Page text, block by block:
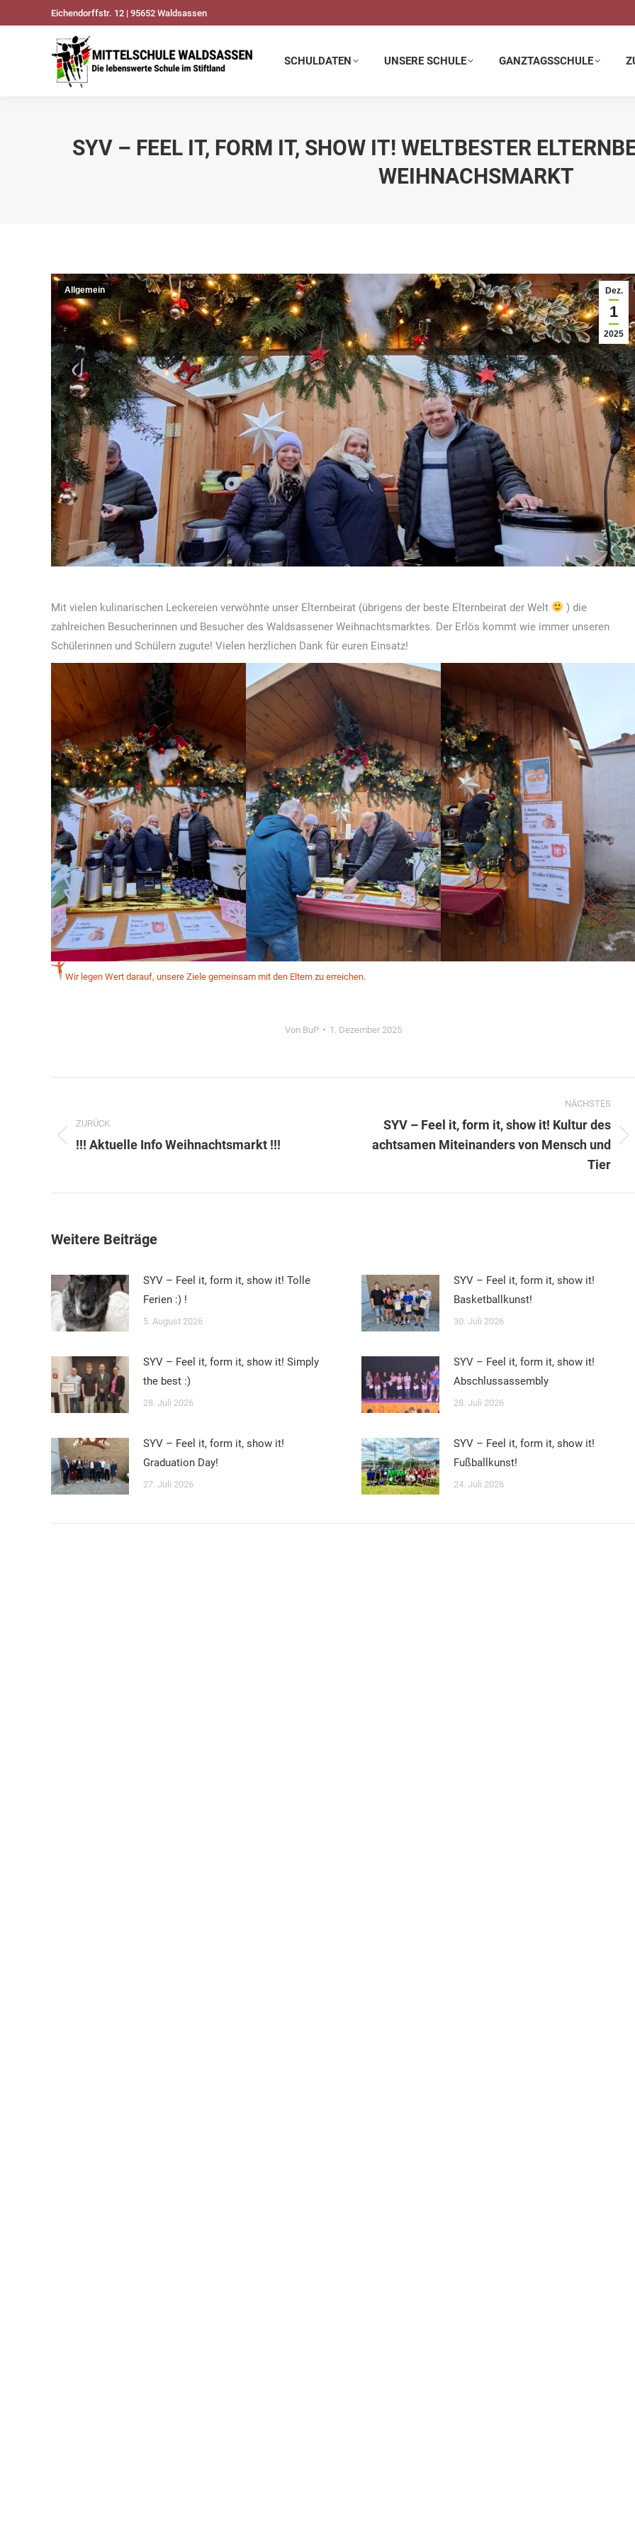
Eichendorffstr. 12 | 95652 Waldsassen
SCHULDATEN UNSERE SCHULE GANZTAGSSCHULE
SYV – FEEL IT, FORM IT, SHOW IT! WELTBESTER
WEIHNACHSMARKT
Dez.
1
2025
Allgemein
Mit vielen kulinarischen Leckereien verwöhnte unser Elternbeirat (übrigens der beste Elternbeirat der Welt
) die
zahlreichen Besucherinnen und Besucher des Waldsassener Weihnachtsmarktes. Der Erlös kommt wie immer unseren
Schülerinnen und Schülern zugute! Vielen herzlichen Dank für euren Einsatz!
Wir legen Wert darauf, unsere Ziele gemeinsam mit den Eltern zu erreichen.
Von BuP 1. Dezember 2025
ZURÜCK
Vorheriger
!!! Aktuelle Info Weihnachtsmarkt !!!
NÄCHSTES
Nächster
SYV – Feel it, form it, show it! Kultur des
achtsamen Miteinanders von Mensch und
Tier
Weitere Beiträge
SYV – Feel it, form it, show it! Tolle
Ferien :) !
5. August 2026
SYV – Feel it, form it, show it!
Basketballkunst!
30. Juli 2026
SYV – Feel it, form it, show it! Simply
the best :)
28. Juli 2026
SYV – Feel it, form it, show it!
Abschlussassembly
28. Juli 2026
SYV – Feel it, form it, show it!
Graduation Day!
27. Juli 2026
SYV – Feel it, form it, show it!
Fußballkunst!
24. Juli 2026